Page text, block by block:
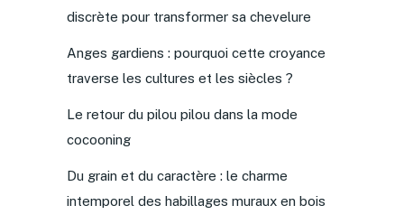
discrète pour transformer sa chevelure
Anges gardiens : pourquoi cette croyance
traverse les cultures et les siècles ?
Le retour du pilou pilou dans la mode
cocooning
Du grain et du caractère : le charme
intemporel des habillages muraux en bois